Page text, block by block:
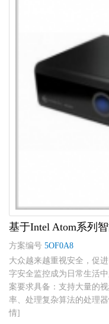
基于Intel Atom系列
方案编号 5OF0A8
大众越来越重视安全，促
字安全监控成为日常生活
案要求具备：支持大量的
率、处理复杂算法的处理
情]